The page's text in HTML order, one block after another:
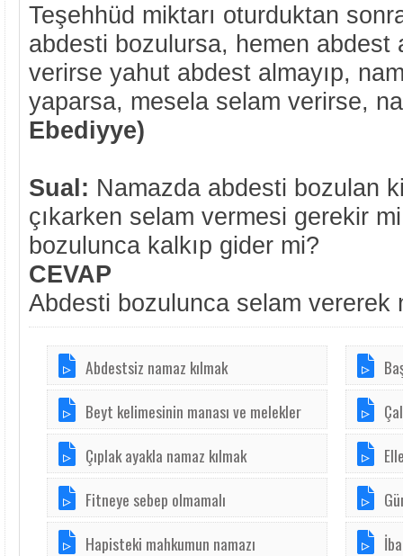
Teşehhüd miktarı oturduktan
abdesti bozulursa, hemen abdest
verirse yahut abdest almayıp,
yaparsa, mesela selam verirse,
Ebediyye)
Sual: Namazda abdesti bozulan
çıkarken selam vermesi gerekir
bozulunca kalkıp gider mi?
CEVAP
Abdesti bozulunca selam vererek
Abdestsiz namaz kılmak
Beyt kelimesinin manası ve melekler
Çıplak ayakla namaz kılmak
Fitneye sebep olmamalı
Hapisteki mahkumun namazı